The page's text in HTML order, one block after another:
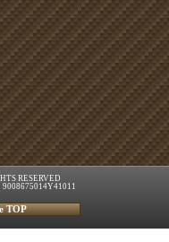
RESERVED
TOP